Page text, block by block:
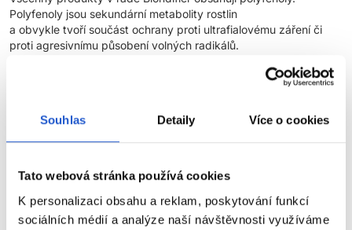
Souhlas Detaily Více o cookies
Tato webová stránka používá cookies
K personalizaci obsahu a reklam, poskytování funkcí
sociálních médií a analýze naší návštěvnosti využíváme
Polyfenoly jsou sekundární metabolity rostlin
a obvykle tvoří součást ochrany proti ultrafialovému záření či
proti agresivnímu působení volných radikálů.
BLONDIFIER ŠAMPON GLOSS
Složení je obohaceno o výtažek z bobulí açai, který obsahuje
polyfenoly, šetrně myje a posiluje multidimenzionální lesk blond
vlasů. Zajišťuje výživu a pomáhá uhladit poškozené vlasy.